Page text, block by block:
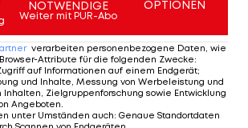
Thema
NOTWENDIGE
Weiter mit PUR-Abo
OPTIONEN
verarbeiten personenbezogene Daten, wie
Attribute für die folgenden Zwecke:
auf Informationen auf einem Endgerät;
und Inhalte, Messung von Werbeleistung und
Inhalten, Zielgruppenforschung sowie Entwicklung
Angeboten.
unter Umständen auch: Genaue Standortdaten